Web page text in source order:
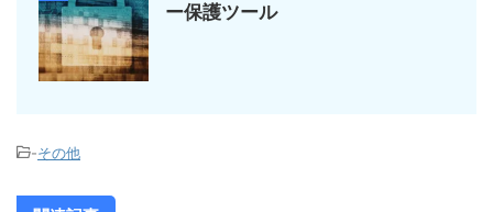
ー保護ツール
-その他